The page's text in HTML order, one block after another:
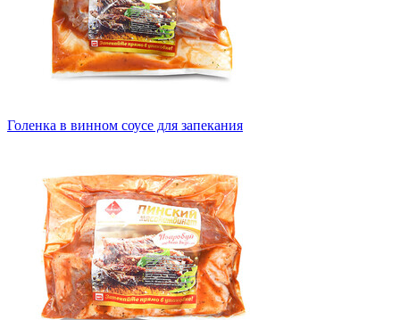
Голенка в винном соусе для запекания